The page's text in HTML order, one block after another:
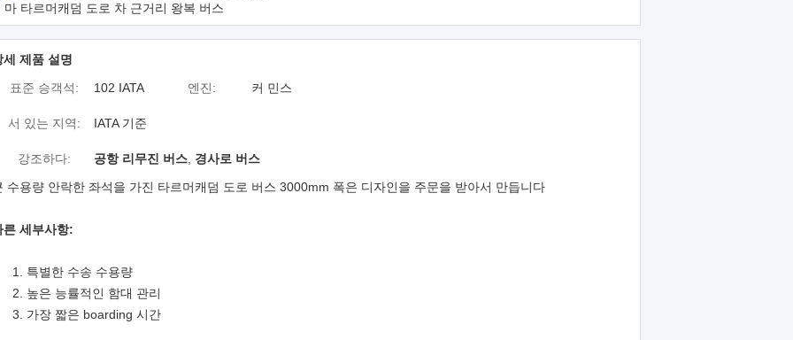
마 타르머캐덤 도로 차 근거리 왕복 버스
세 제품 설명
표준 승객석:
102 IATA 엔진: 커 민스
서 있는 지역: IATA 기준
강조하다: 공항 리무진 버스 경사로 버스
수용량 안락한 좌석을 가진 타르머캐덤 도로 버스 3000mm 폭은 디자인을 주문을 받아서 만듭니다
른 세부사항:
1. 특별한 수송 수용량
2. 높은 능률적인 함대 관리
3. 가장 짧은 boarding 시간